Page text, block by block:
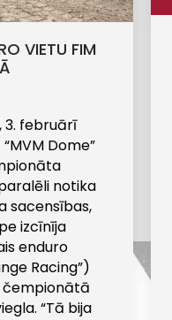
VIETU FIM
3. februārī
Dome”
notika
sacensības,
izcīnīja
enduro
Racing”)
čempionātā
“Tā bija